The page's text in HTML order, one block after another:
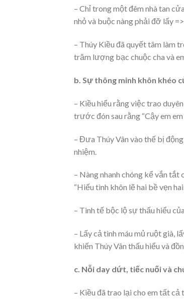
– Chỉ trong một đêm nhà tan
nhỏ và buộc nàng phải đỡ lấy
– Thúy Kiều đã quyết tâm làm
trăm lượng bạc chuộc cha và
b. Sự thông minh khôn khéo
– Kiều hiểu rằng việc trao
trước đón sau rằng “Cậy em
– Đưa Thúy Vân vào thế bị
nhiệm.
– Nàng nhanh chóng kể vắn
“Hiếu tình khôn lẽ hai bề vẹn
– Tinh tế bộc lộ sự thấu hiểu
– Lấy cả tình máu mủ ruột già,
khiến Thúy Vân thấu hiểu và
c. Nỗi day dứt, tiếc nuối và
– Kiều đã trao lại cho em tất cả